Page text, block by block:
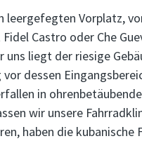
leergefegten Vorplatz,
Castro oder Che
liegt der riesige
dessen
in
wir unsere
haben die kubanische